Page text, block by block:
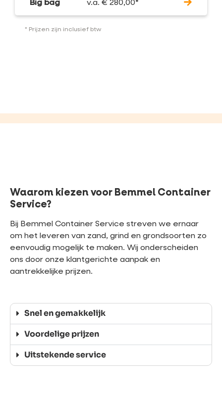
Big bag v.a. € 280,00*
* Prijzen zijn inclusief btw
Waarom kiezen voor Bemmel Container
Service?
Bij Bemmel Container Service streven we ernaar
om het leveren van zand, grind en grondsoorten zo
eenvoudig mogelijk te maken. Wij onderscheiden
ons door onze klantgerichte aanpak en
aantrekkelijke prijzen.
Snel en gemakkelijk
Voordelige prijzen
Uitstekende service